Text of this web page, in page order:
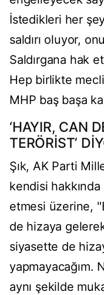
İstedikleri her
saldırı oluyor,
Saldırgana hak
Hep birlikte
MHP baş başa
‘HAYIR, CAN
TERÖRİST’
Şık, AK Parti
kendisi hakkında
etmesi üzerine,
de hizaya
siyasette de
yapmayacağım.
aynı şekilde